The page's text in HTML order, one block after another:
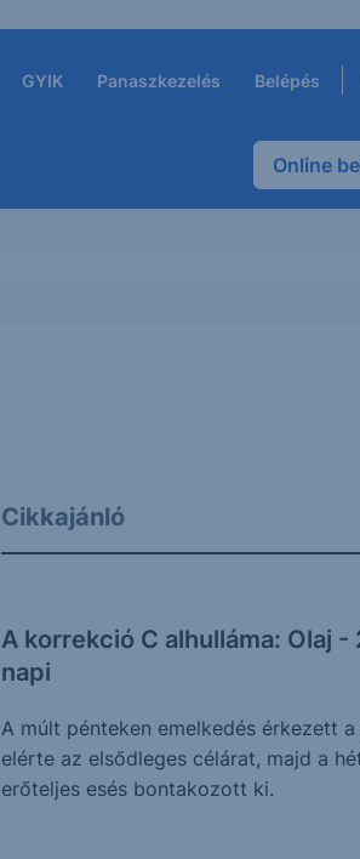
GYIK Panaszkezelés Belépés
Online
Cikkajánló
A korrekció C alhulláma: Olaj
napi
A múlt pénteken emelkedés érkezett
elérte az elsődleges célárat, majd a
erőteljes esés bontakozott ki.